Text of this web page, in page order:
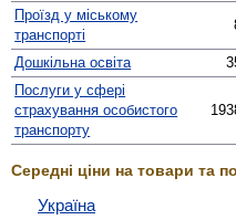
Проїзд у міському
транспорті
Дошкільна освіта
Послуги у сфері
страхування особистого
транспорту
Середні ціни на товари та
Україна